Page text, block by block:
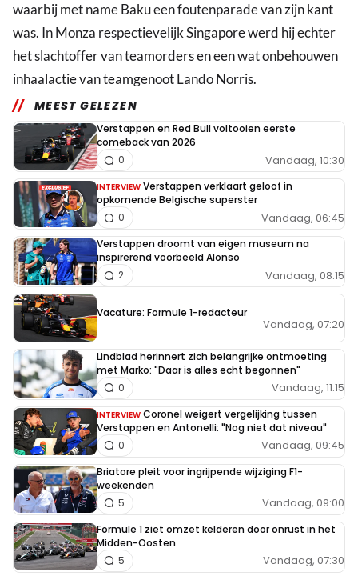
waarbij met name Baku een foutenparade van zijn kant
was. In Monza respectievelijk Singapore werd hij echter
het slachtoffer van teamorders en een wat onbehouwen
inhaalactie van teamgenoot Lando Norris.
MEEST GELEZEN
Verstappen en Red Bull voltooien eerste
comeback van 2026
Vandaag, 10:30
0
INTERVIEW Verstappen verklaart geloof in
opkomende Belgische superster
Vandaag, 06:45
0
Verstappen droomt van eigen museum na
inspirerend voorbeeld Alonso
Vandaag, 08:15
2
Vacature: Formule 1-redacteur
Vandaag, 07:20
Lindblad herinnert zich belangrijke ontmoeting
met Marko: "Daar is alles echt begonnen"
Vandaag, 11:15
0
INTERVIEW Coronel weigert vergelijking tussen
Verstappen en Antonelli: "Nog niet dat niveau"
Vandaag, 09:45
0
Briatore pleit voor ingrijpende wijziging F1-
weekenden
Vandaag, 09:00
5
Formule 1 ziet omzet kelderen door onrust in het
Midden-Oosten
Vandaag, 07:30
5